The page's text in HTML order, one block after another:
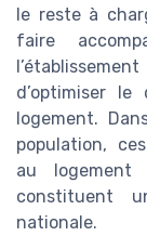
le reste à
faire
d’optimiser
logement.
population,
au logement
constituent
nationale.